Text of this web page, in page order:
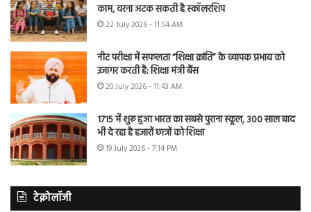
काम, वरना अटक सकती है स्कॉलरशिप
22 July 2026 - 11:54 AM
नीट परीक्षा में सफलता “शिक्षा क्रांति” के व्यापक प्रभाव को
उजागर करती है: शिक्षा मंत्री बैंस
20 July 2026 - 11:43 AM
1715 में शुरू हुआ भारत का सबसे पुराना स्कूल, 300 साल बाद
भी दे रहा है हजारों छात्रों को शिक्षा
19 July 2026 - 7:14 PM
टेक्नोलॉजी